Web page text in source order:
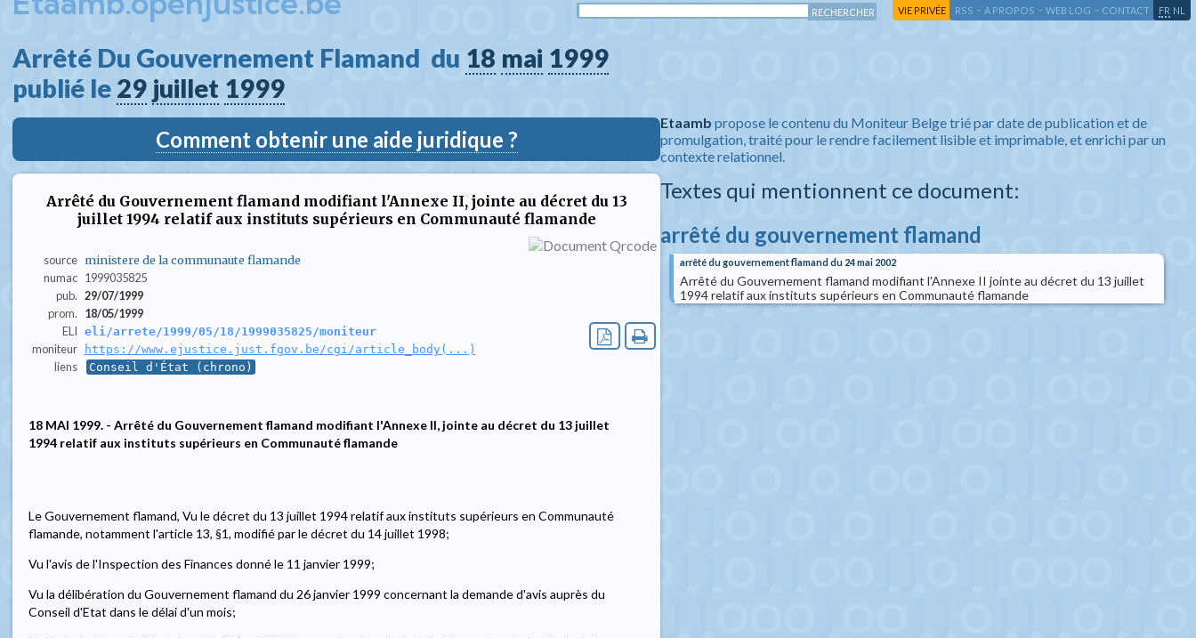
VIE PRIVÉE RSS - A PROPOS - WEB LOG - CONTACT FR NL
Arrêté Du Gouvernement Flamand  du 18 mai 1999
publié le 29 juillet 1999
Comment obtenir une aide juridique ?
Arrêté du Gouvernement flamand modifiant l'Annexe II, jointe au décret du 13
juillet 1994 relatif aux instituts supérieurs en Communauté flamande
source ministere de la communaute flamande
numac 1999035825
pub. 29/07/1999
prom.
18/05/1999
ELI eli/arrete/1999/05/18/1999035825/moniteur
moniteur https://www.ejustice.just.fgov.be/cgi/article_body(...)
liens Conseil d'État (chrono)
18 MAI 1999. - Arrêté du Gouvernement flamand modifiant l'Annexe II, jointe au décret du 13 juillet
1994 relatif aux instituts supérieurs en Communauté flamande
Le Gouvernement flamand, Vu le décret du 13 juillet 1994 relatif aux instituts supérieurs en Communauté
flamande, notamment l'article 13, §1, modifié par le décret du 14 juillet 1998;
Vu l'avis de l'Inspection des Finances donné le 11 janvier 1999;
Vu la délibération du Gouvernement flamand du 26 janvier 1999 concernant la demande d'avis auprès du
Conseil d'Etat dans le délai d'un mois;
Etaamb propose le contenu du Moniteur Belge trié par date de publication et de
promulgation, traité pour le rendre facilement lisible et imprimable, et enrichi par un
contexte relationnel.
Textes qui mentionnent ce document:
arrêté du gouvernement flamand
arrêté du gouvernement flamand du 24 mai 2002
Arrêté du Gouvernement flamand modifiant l'Annexe II jointe au décret du 13 juillet
1994 relatif aux instituts supérieurs en Communauté flamande